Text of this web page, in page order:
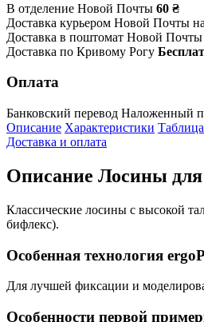
В отделение Новой Почты 60 ₴
Доставка курьером Новой Почты
Доставка в поштомат Новой Почты
Доставка по Кривому Рогу
Оплата
Банковский перевод Наложенный
Описание Характеристики
Доставка и оплата
Описание Лосины для
Классические лосины с высокой
бифлекс).
Особенная технология
Для лучшей фиксации и
Особенности первой